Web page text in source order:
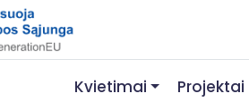
Kvietimai Projektai